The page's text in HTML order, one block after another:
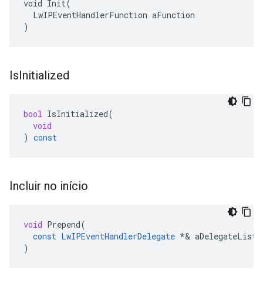
void Init(
  LwIPEventHandlerFunction aFunction
)
IsInitialized
bool IsInitialized(
void
) const
Incluir no início
void Prepend(
const LwIPEventHandlerDelegate *& aDelegateList
)